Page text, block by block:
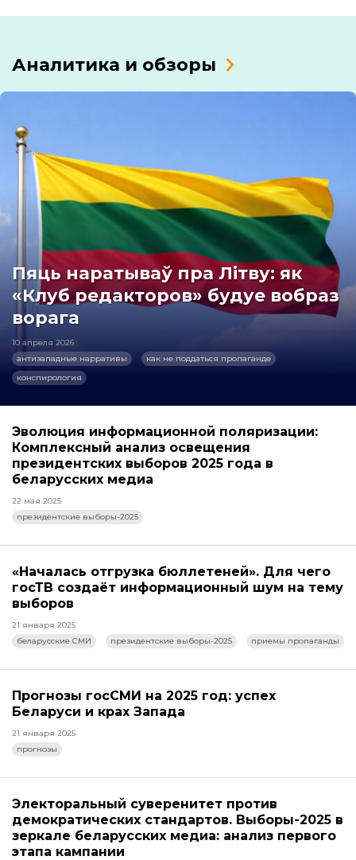
Аналитика и обзоры
Пяць наратываў пра Літву: як
«Клуб редакторов» будуе вобраз
ворага
10 апреля 2026
антизападные нарративы
как не поддаться пропаганде
конспирология
Эволюция информационной поляризации:
Комплексный анализ освещения
президентских выборов 2025 года в
беларусских медиа
22 мая 2025
президентские выборы-2025
«Началась отгрузка бюллетеней». Для чего
госТВ создаёт информационный шум на тему
выборов
21 января 2025
беларусские СМИ
президентские выборы-2025 приемы пропаганды
Прогнозы госСМИ на 2025 год: успех
Беларуси и крах Запада
21 января 2025
прогнозы
Электоральный суверенитет против
демократических стандартов. Выборы-2025 в
зеркале беларусских медиа: анализ первого
этапа кампании